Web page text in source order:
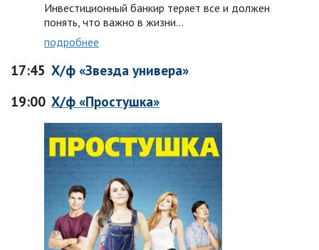
Инвестиционный банкир теряет все и должен
понять, что важно в жизни...
подробнее
17:45 Х/ф «Звезда универа»
19:00 Х/ф «Простушка»